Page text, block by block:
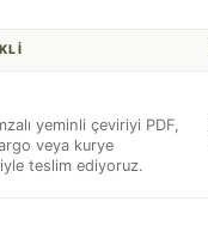
yeminli çeviriyi PDF,
veya kurye
teslim ediyoruz.